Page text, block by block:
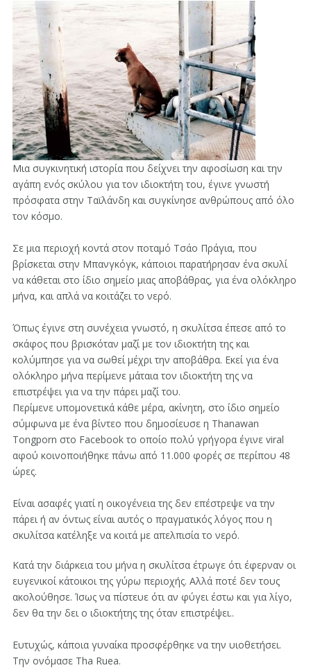
Μια συγκινητική ιστορία που δείχνει την αφοσίωση και την
αγάπη ενός σκύλου για τον ιδιοκτήτη του, έγινε γνωστή
πρόσφατα στην Ταϊλάνδη και συγκίνησε ανθρώπους από όλο
τον κόσμο.
Σε μια περιοχή κοντά στον ποταμό Τσάο Πράγια, που
βρίσκεται στην Μπανγκόγκ, κάποιοι παρατήρησαν ένα σκυλί
να κάθεται στο ίδιο σημείο μιας αποβάθρας, για ένα ολόκληρο
μήνα, και απλά να κοιτάζει το νερό.
Όπως έγινε στη συνέχεια γνωστό, η σκυλίτσα έπεσε από το
σκάφος που βρισκόταν μαζί με τον ιδιοκτήτη της και
κολύμπησε για να σωθεί μέχρι την αποβάθρα. Εκεί για ένα
ολόκληρο μήνα περίμενε μάταια τον ιδιοκτήτη της να
επιστρέψει για να την πάρει μαζί του.
Περίμενε υπομονετικά κάθε μέρα, ακίνητη, στο ίδιο σημείο
σύμφωνα με ένα βίντεο που δημοσίευσε η Thanawan
Tongporn στο Facebook το οποίο πολύ γρήγορα έγινε viral
αφού κοινοποιήθηκε πάνω από 11.000 φορές σε περίπου 48
ώρες.
Είναι ασαφές γιατί η οικογένεια της δεν επέστρεψε να την
πάρει ή αν όντως είναι αυτός ο πραγματικός λόγος που η
σκυλίτσα κατέληξε να κοιτά με απελπισία το νερό.
Κατά την διάρκεια του μήνα η σκυλίτσα έτρωγε ότι έφερναν οι
ευγενικοί κάτοικοι της γύρω περιοχής. Αλλά ποτέ δεν τους
ακολούθησε. Ίσως να πίστευε ότι αν φύγει έστω και για λίγο,
δεν θα την δει ο ιδιοκτήτης της όταν επιστρέψει..
Ευτυχώς, κάποια γυναίκα προσφέρθηκε να την υιοθετήσει.
Την ονόμασε Tha Ruea.